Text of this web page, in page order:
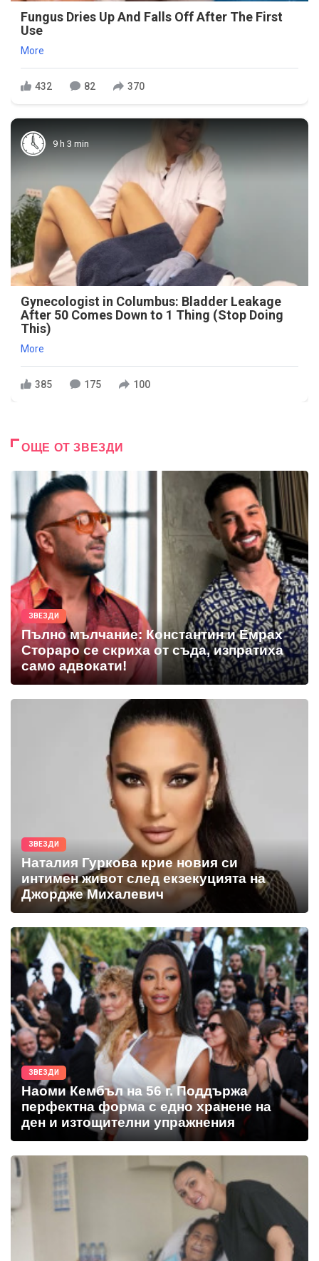
Fungus Dries Up And Falls Off After The First
Use
More
432 82 370
9 h 3 min
Gynecologist in Columbus: Bladder Leakage
After 50 Comes Down to 1 Thing (Stop Doing
This)
More
385 175 100
ОЩЕ ОТ ЗВЕЗДИ
ЗВЕЗДИ
Пълно мълчание: Константин и Емрах
Стораро се скриха от съда, изпратиха
само адвокати!
ЗВЕЗДИ
Наталия Гуркова крие новия си
интимен живот след екзекуцията на
Джордже Михалевич
ЗВЕЗДИ
Наоми Кембъл на 56 г. Поддържа
перфектна форма с едно хранене на
ден и изтощителни упражнения